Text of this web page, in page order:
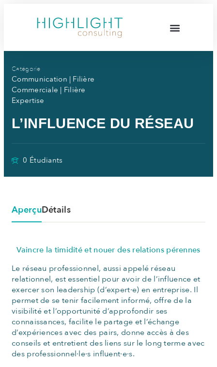
Catégorie
Communication | Filière
Commerciale | Filière
Expertise
L’INFLUENCE DU RÉSEAU
0 Étudiants
AperçuDétails
Vaincre la timidité et nouer des relations pérennes
Le réseau professionnel, aussi appelé réseau
relationnel, est essentiel pour avoir de l’influence et
exercer son leadership (d’expert·e) en entreprise. Il
permet de se tenir facilement informé, offre de la
visibilité et l’opportunité d’approfondir ses
connaissances, facilite le partage et l’échange
d’expériences avec des pairs, donne accès à des
conseils et entretient des liens sur le long terme avec
des professionnel·le·s influent·e·s.